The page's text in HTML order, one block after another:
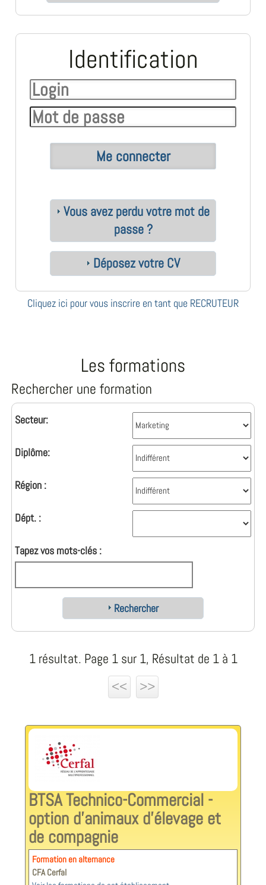
Identification
Vous avez perdu votre mot de
passe ?
Déposez votre CV
Cliquez ici pour vous inscrire en tant que RECRUTEUR
Les formations
Rechercher une formation
Secteur:
Diplôme:
Région :
Dépt. :
Tapez vos mots-clés :
Rechercher
1 résultat. Page 1 sur 1, Résultat de 1 à 1
<<
>>
BTSA Technico-Commercial -
option d'animaux d’élevage et
de compagnie
Formation en alternance
CFA Cerfal